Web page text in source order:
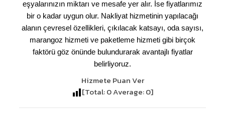
eşyalarınızın miktarı ve mesafe yer alır. İse fiyatlarımız
bir o kadar uygun olur. Nakliyat hizmetinin yapılacağı
alanın çevresel özellikleri, çıkılacak katsayı, oda sayısı,
marangoz hizmeti ve paketleme hizmeti gibi birçok
faktörü göz önünde bulundurarak avantajlı fiyatlar
belirliyoruz.
Hizmete Puan Ver
[Total:0Average:0]